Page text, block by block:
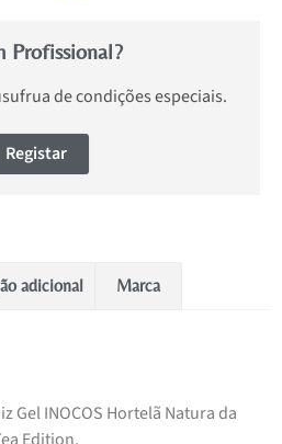
Profissional?
de condições especiais.
Registar
adicional Marca
Gel INOCOS Hortelã Natura da